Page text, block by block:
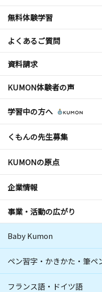
無料体験学習
よくあるご質問
資料請求
KUMON体験者の声
学習中の方へ
くもんの先生募集
KUMONの原点
企業情報
事業・活動の広がり
Baby Kumon
ペン習字・かきかた・筆ペ
フランス語・ドイツ語